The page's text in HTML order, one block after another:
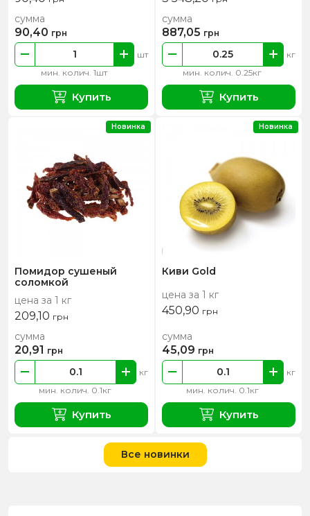
мин. колич. 1шт
шт
сумма
90,40 грн
Купить
мин. колич. 0.25кг
кг
сумма
887,05 грн
Купить
Помидор сушеный
соломкой
цена за 1 кг
209,10 грн
мин. колич. 0.1кг
кг
сумма
20,91 грн
Купить
Новинка
Киви Gold
цена за 1 кг
450,90 грн
мин. колич. 0.1кг
кг
сумма
45,09 грн
Купить
Новинка
Все новинки